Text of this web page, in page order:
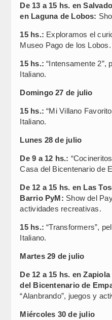
De 13 a 15 hs. en
en Laguna de Lobos:
15 hs.: Exploramos el
Museo Pago de los Lobos.
15 hs.:“Intensamente 2”,
Italiano.
Domingo 27 de julio
15 hs.:“Mi Villano
Italiano.
Lunes 28 de julio
De 9 a 12 hs.:
Casa del Bicentenario de
De 12 a 15 hs. en Las
Barrio PyM: Show del
actividades recreativas.
15 hs.:“Transformers”,
Italiano.
Martes 29 de julio
De 12 a 15 hs. en
del Bicentenario de
“Alanbrando”, juegos y
Miércoles 30 de julio